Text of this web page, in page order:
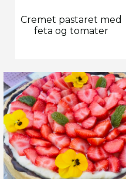
Cremet pastaret med
feta og tomater